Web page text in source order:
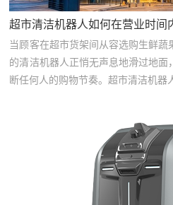
超市清洁机器人如何在营业时间
当顾客在超市货架间从容选购生鲜
的清洁机器人正悄无声息地滑过地
断任何人的购物节奏。超市清洁机器